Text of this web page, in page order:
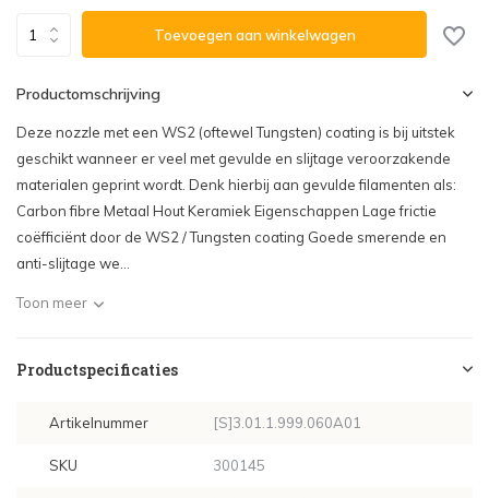
Toevoegen aan winkelwagen
Productomschrijving
Deze nozzle met een WS2 (oftewel Tungsten) coating is bij uitstek
geschikt wanneer er veel met gevulde en slijtage veroorzakende
materialen geprint wordt. Denk hierbij aan gevulde filamenten als:
Carbon fibre Metaal Hout Keramiek Eigenschappen Lage frictie
coëfficiënt door de WS2 / Tungsten coating Goede smerende en
anti-slijtage we...
Toon meer
Productspecificaties
Artikelnummer [S]3.01.1.999.060A01
SKU 300145